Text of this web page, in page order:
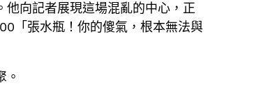
向記者展現這場混亂的中心，正
「張水瓶！你的傻氣，根本無法與
。